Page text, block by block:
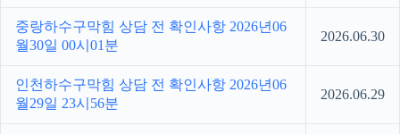
중랑하수구막힘 상담 전 확인사항 2026년06
월30일 00시01분
2026.06.30
인천하수구막힘 상담 전 확인사항 2026년06
월29일 23시56분
2026.06.29